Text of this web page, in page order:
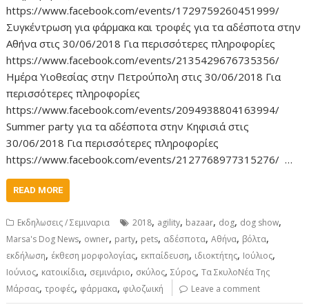
https://www.facebook.com/events/1729759260451999/
Συγκέντρωση για φάρμακα και τροφές για τα αδέσποτα στην
Αθήνα στις 30/06/2018 Για περισσότερες πληροφορίες
https://www.facebook.com/events/2135429676735356/
Ημέρα Υιοθεσίας στην Πετρούπολη στις 30/06/2018 Για
περισσότερες πληροφορίες
https://www.facebook.com/events/2094938804163994/
Summer party για τα αδέσποτα στην Κηφισιά στις
30/06/2018 Για περισσότερες πληροφορίες
https://www.facebook.com/events/2127768977315276/ …
READ MORE
Εκδηλωσεις / Σεμιναρια 2018, agility, bazaar, dog, dog show,
Marsa's Dog News, owner, party, pets, αδέσποτα,Αθήνα, βόλτα,
εκδήλωση, έκθεση μορφολογίας, εκπαίδευση, ιδιοκτήτης, Ιούλιος,
Ιούνιος, κατοικίδια, σεμινάριο, σκύλος,Σύρος,Τα ΣκυλοΝέα Της
Μάρσας,τροφές, φάρμακα, φιλοζωική Leave a comment